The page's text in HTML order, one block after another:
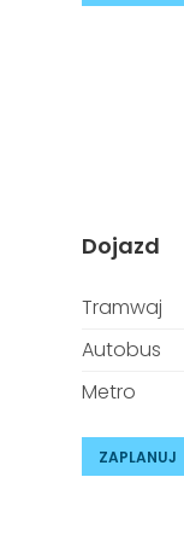
Dojazd
Tramwaj
Autobus
Metro
ZAPLANUJ